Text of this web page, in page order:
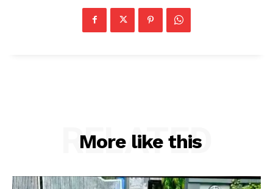
More like this
RELATED